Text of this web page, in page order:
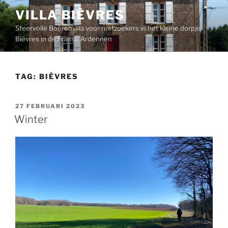
VILLA BIÈVRES
Sfeervolle Boerenvilla voor rustzoekers in het kleine dorpje
Bièvres in de Franse Ardennen
TAG: BIÈVRES
27 FEBRUARI 2023
Winter